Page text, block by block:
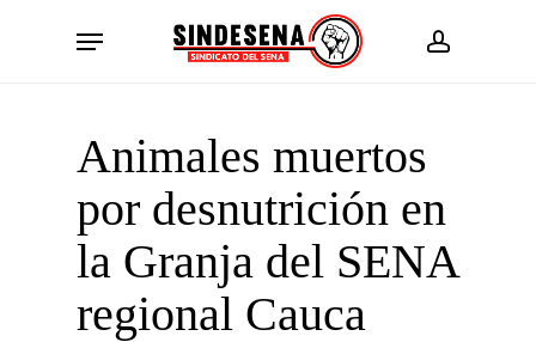
account
Menu
Animales muertos
por desnutrición en
la Granja del SENA
regional Cauca